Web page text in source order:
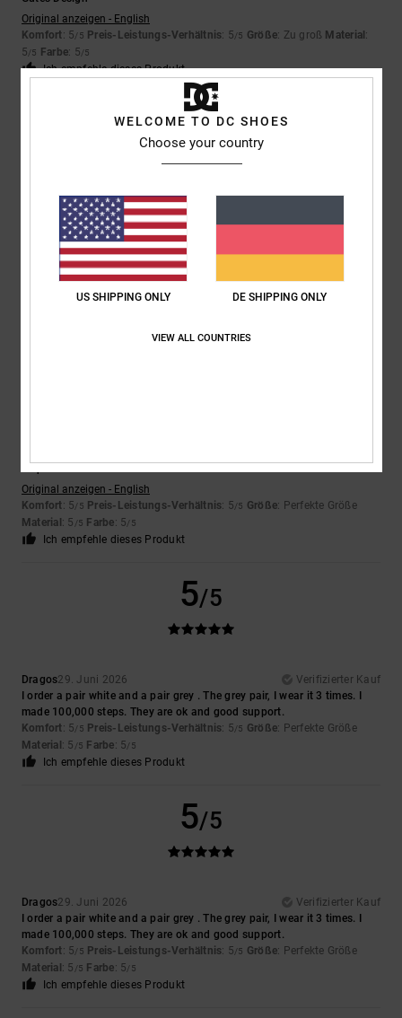
Original anzeigen - English
Komfort: 5/5 Preis-Leistungs-Verhältnis: 5/5 Größe: Zu groß Material :
5/5 Farbe: 5/5
Ich empfehle dieses Produkt
5/5
2. Juli 2026
Nach oben
Original anzeigen - English
Komfort: 5/5 Preis-Leistungs-Verhältnis
Material: 5/5 Farbe: 5/5
Ich empfehle dieses Produkt
5
Original anzeigen - English
Komfort: 5/5 Preis-Leistungs-Verhältnis: 5/5 Größe: Perfekte Größe
Material : 5 /5 Farbe: 5/5
Ich empfehle dieses Produkt
5/5
Dragos29. Juni 2026
Verifizierter Kauf
I order a pair white and a pair grey . The grey pair, I wear it 3 times. I
made 100,000 steps. They are ok and good support.
Komfort: 5/5 Preis-Leistungs-Verhältnis: 5/5 Größe: Perfekte Größe
Material : 5 /5 Farbe: 5/5
Ich empfehle dieses Produkt
5/5
Dragos29. Juni 2026
Verifizierter Kauf
I order a pair white and a pair grey . The grey pair, I wear it 3 times. I
made 100,000 steps. They are ok and good support.
Komfort: 5/5 Preis-Leistungs-Verhältnis: 5/5 Größe: Perfekte Größe
Material : 5 /5 Farbe: 5/5
Ich empfehle dieses Produkt
WELCOME TO DC SHOES
Choose your country
US SHIPPING ONLY DE SHIPPING ONLY
VIEW ALL COUNTRIES